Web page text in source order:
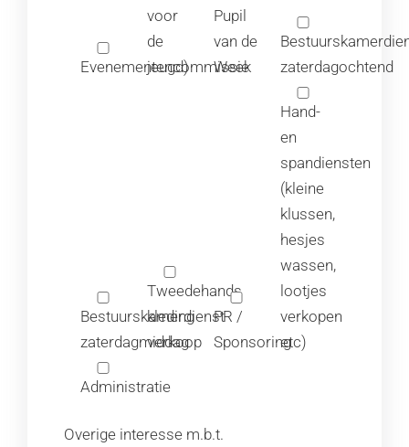
Evenementencommissie
voor
de
jeugd)
Pupil
van de
Week
zaterdagochtend
Bestuurskamerdienst
zaterdagmiddag
Tweedehands
kleding
verkoop
PR /
Sponsoring
Hand-
en
spandiensten
(kleine
klussen,
hesjes
wassen,
lootjes
verkopen
etc)
Administratie
Overige interesse m.b.t.